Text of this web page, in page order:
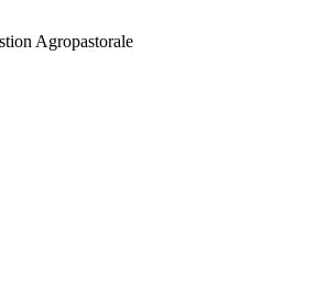
Agropastorale